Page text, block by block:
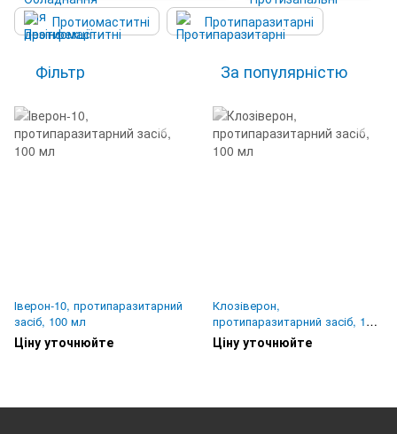
Протиомаститні
Протипаразитарні
Фільтр За популярністю
Іверон-10, протипаразитарний
засіб, 100 мл
Ціну уточнюйте
Клозіверон,
протипаразитарний засіб, 100
мл
Ціну уточнюйте